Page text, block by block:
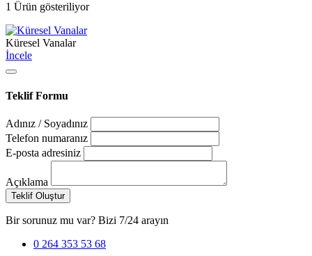
1 Ürün gösteriliyor
Küresel Vanalar
İncele
Teklif Formu
Adınız / Soyadınız
Telefon numaranız
E-posta adresiniz
Açıklama
Teklif Oluştur
Bir sorunuz mu var? Bizi 7/24 arayın
0 264 353 53 68